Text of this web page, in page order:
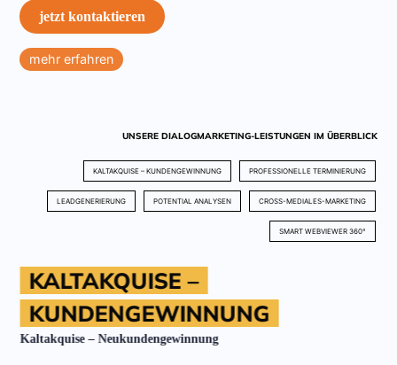
jetzt kontaktieren
mehr erfahren
UNSERE DIALOGMARKETING-LEISTUNGEN IM ÜBERBLICK
KALTAKQUISE – KUNDENGEWINNUNG PROFESSIONELLE TERMINIERUNG
LEADGENERIERUNG POTENTIAL ANALYSEN CROSS-MEDIALES-MARKETING
SMART WEBVIEWER 360°
KALTAKQUISE –
KUNDENGEWINNUNG
Kaltakquise – Neukundengewinnung